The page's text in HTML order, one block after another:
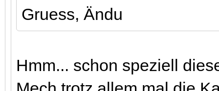
Gruess, Ändu
Hmm... schon speziell